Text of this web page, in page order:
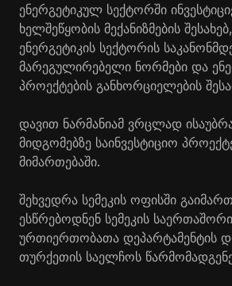
ენერგეტიკულ სექტორში
ხელშეწყობის მექანიზმების
ენერგეტიკის სექტორის
მარეგულირებელი ნორმები და
პროექტების განხორციელების
დავით ნარმანიამ ვრცლად ისაუბრა
მიდგომებზე საინვესტიციო
მიმართებაში.
შეხვედრა სემეკის ოფისში
ესწრებოდნენ სემეკის
ურთიერთობათა დეპარტამენტის
თურქეთის საელჩოს